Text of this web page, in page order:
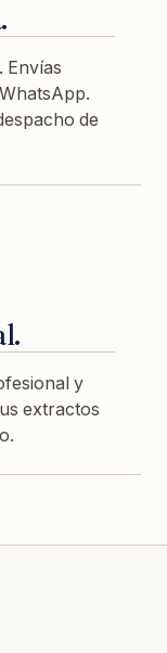
Envías
de
y
extractos